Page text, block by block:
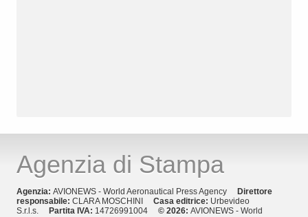
Agenzia di Stampa
Agenzia: AVIONEWS - World Aeronautical Press Agency
Direttore
responsabile: CLARA MOSCHINI Casa editrice: Urbevideo
S.r.l.s.
Partita IVA: 14726991004 © 2026: AVIONEWS - World